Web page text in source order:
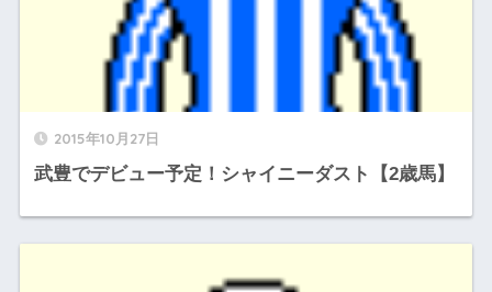
2015年10月27日
武豊でデビュー予定！シャイニーダスト【2歳馬】